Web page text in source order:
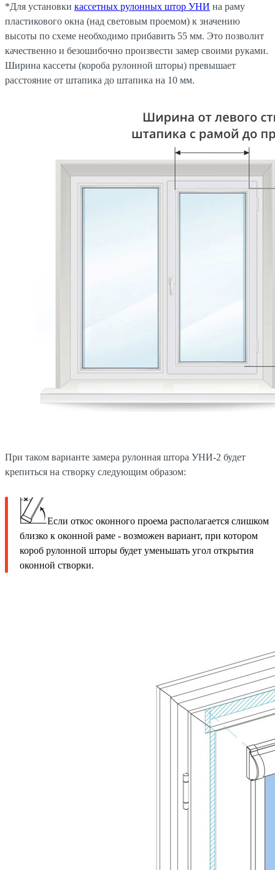
*Для установки кассетных рулонных штор УНИ на раму
пластикового окна (над световым проемом) к значению
высоты по схеме необходимо прибавить 55 мм. Это позволит
качественно и безошибочно произвести замер своими руками.
Ширина кассеты (короба рулонной шторы) превышает
расстояние от штапика до штапика на 10 мм.
При таком варианте замера рулонная штора УНИ-2 будет
крепиться на створку следующим образом:
Если откос оконного проема располагается слишком
близко к оконной раме - возможен вариант, при котором
короб рулонной шторы будет уменьшать угол открытия
оконной створки.